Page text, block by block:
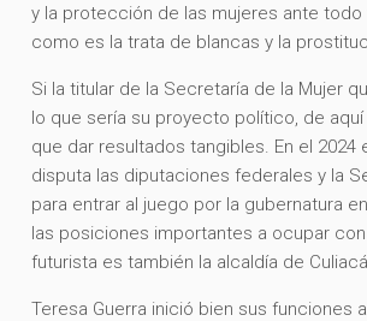
y la protección de las mujeres ante
como es la trata de blancas y la
Si la titular de la Secretaría de la Mujer
lo que sería su proyecto político, de aquí
que dar resultados tangibles. En el 2024
disputa las diputaciones federales y la
para entrar al juego por la gubernatura
las posiciones importantes a ocupar
futurista es también la alcaldía de
Teresa Guerra inició bien sus funciones